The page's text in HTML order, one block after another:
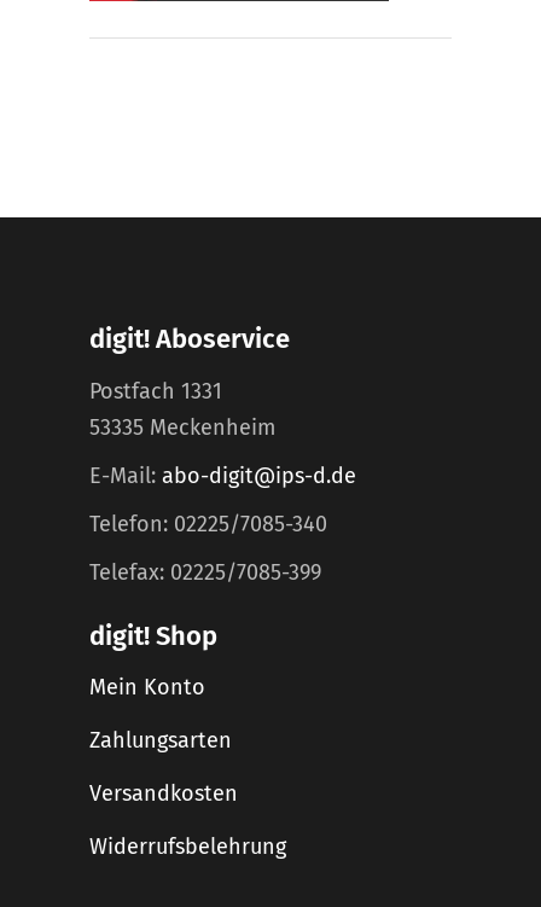
digit! Aboservice
Postfach 1331
53335 Meckenheim
E-Mail: abo-digit@ips-d.de
Telefon: 02225/7085-340
Telefax: 02225/7085-399
digit! Shop
Mein Konto
Zahlungsarten
Versandkosten
Widerrufsbelehrung